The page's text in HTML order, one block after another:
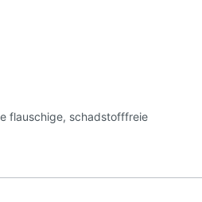
flauschige, schadstofffreie